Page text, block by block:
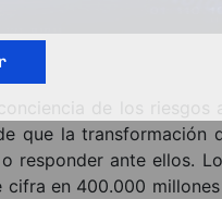
de los
que la
responder ante ellos.
en 400.000